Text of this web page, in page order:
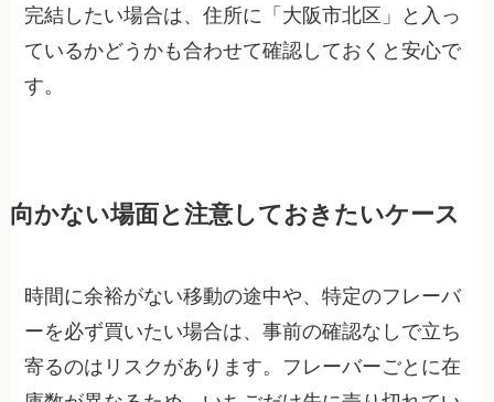
完結したい場合は、住所に「大阪市北区」と入っ
ているかどうかも合わせて確認しておくと安心で
す。
向かない場面と注意しておきたいケース
時間に余裕がない移動の途中や、特定のフレーバ
ーを必ず買いたい場合は、事前の確認なしで立ち
寄るのはリスクがあります。フレーバーごとに在